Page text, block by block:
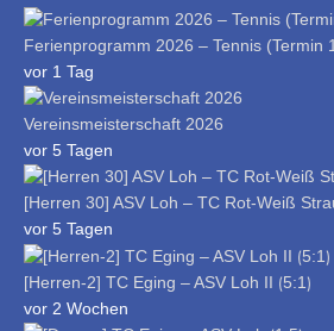
Ferienprogramm 2026 – Tennis (Termin
vor 1 Tag
Vereinsmeisterschaft 2026
vor 5 Tagen
[Herren 30] ASV Loh – TC Rot-Weiß
vor 5 Tagen
[Herren-2] TC Eging – ASV Loh II ⟮5:1⟯
vor 2 Wochen